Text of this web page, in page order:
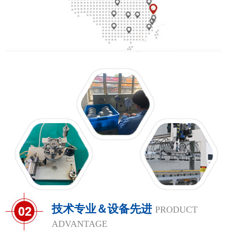
技术专业＆设备先进 PRODUCT
ADVANTAGE